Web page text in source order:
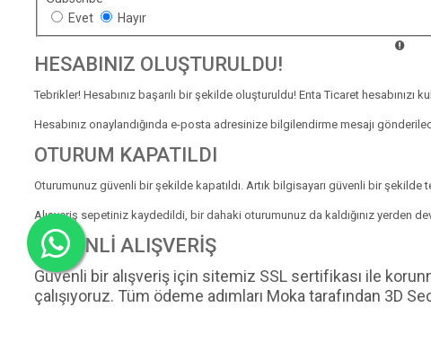
Evet
Hayır
HESABINIZ OLUŞTURULDU!
Tebrikler! Hesabınız başarılı bir şekilde oluşturuldu! Enta Ticaret hesabınızı
Hesabınız onaylandığında e-posta adresinize bilgilendirme mesajı
OTURUM KAPATILDI
Oturumunuz güvenli bir şekilde kapatıldı. Artık bilgisayarı güvenli bir şekilde
Alışveriş sepetiniz kaydedildi, bir dahaki oturumunuz da kaldığınız yerden
GÜVENLI ALIŞVERIŞ
Güvenli bir alışveriş için sitemiz SSL sertifikası ile
çalışıyoruz. Tüm ödeme adımları Moka tarafından